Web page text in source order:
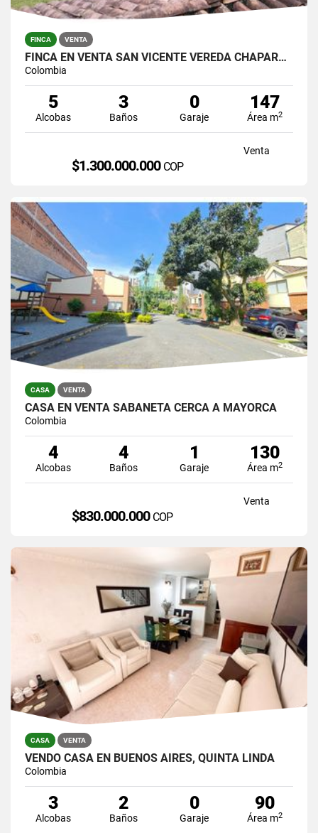
FINCA VENTA
FINCA EN VENTA SAN VICENTE VEREDA CHAPARRAL SOLO CONTADO
Colombia
5
Alcobas
3
Baños
0
Garaje
147
Área m2
Venta
$1.300.000.000 COP
CASA VENTA
CASA EN VENTA SABANETA CERCA A MAYORCA
Colombia
4
Alcobas
4
Baños
1
Garaje
130
Área m2
Venta
$830.000.000 COP
CASA VENTA
VENDO CASA EN BUENOS AIRES, QUINTA LINDA
Colombia
3
Alcobas
2
Baños
0
Garaje
90
Área m2